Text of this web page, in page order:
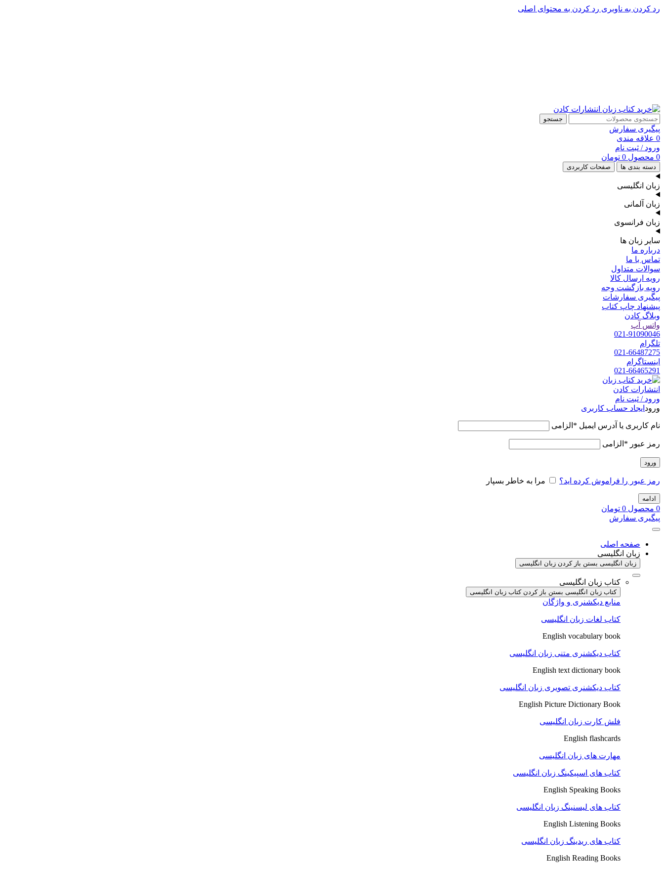
رد کردن به ناوبری رد کردن به محتوای اصلی
جستجو
پیگیری سفارش
0 علاقه مندی
ورود / ثبت نام
0 محصول 0 تومان
دسته بندی ها صفحات کاربردی
زبان انگلیسی
زبان آلمانی
زبان فرانسوی
سایر زبان ها
درباره ما
تماس با ما
سوالات متداول
رویه ارسال کالا
رویه بازگشت وجه
پیگیری سفارشات
پیشنهاد چاپ کتاب
وبلاگ کادن
واتس آپ
021-91090046
تلگرام
021-66487275
اینستاگرام
021-66465291
ورود / ثبت نام
ورود ایجاد حساب کاربری
نام کاربری یا آدرس ایمیل * الزامی
رمز عبور * الزامی
ورود
رمز عبور را فراموش کرده اید؟ مرا به خاطر بسپار
ادامه
0 محصول 0 تومان
پیگیری سفارش
صفحه اصلی
زبان انگلیسی
زبان انگلیسی بستن باز کردن زبان انگلیسی
کتاب زبان انگلیسی
کتاب زبان انگلیسی بستن باز کردن کتاب زبان انگلیسی
منابع دیکشنری و واژگان
کتاب لغات زبان انگلیسی
English vocabulary book
کتاب دیکشنری متنی زبان انگلیسی
English text dictionary book
کتاب دیکشنری تصویری زبان انگلیسی
English Picture Dictionary Book
فلش کارت زبان انگلیسی
English flashcards
مهارت های زبان انگلیسی
کتاب های اسپیکینگ زبان انگلیسی
English Speaking Books
کتاب های لیسنینگ زبان انگلیسی
English Listening Books
کتاب های ریدینگ زبان انگلیسی
English Reading Books